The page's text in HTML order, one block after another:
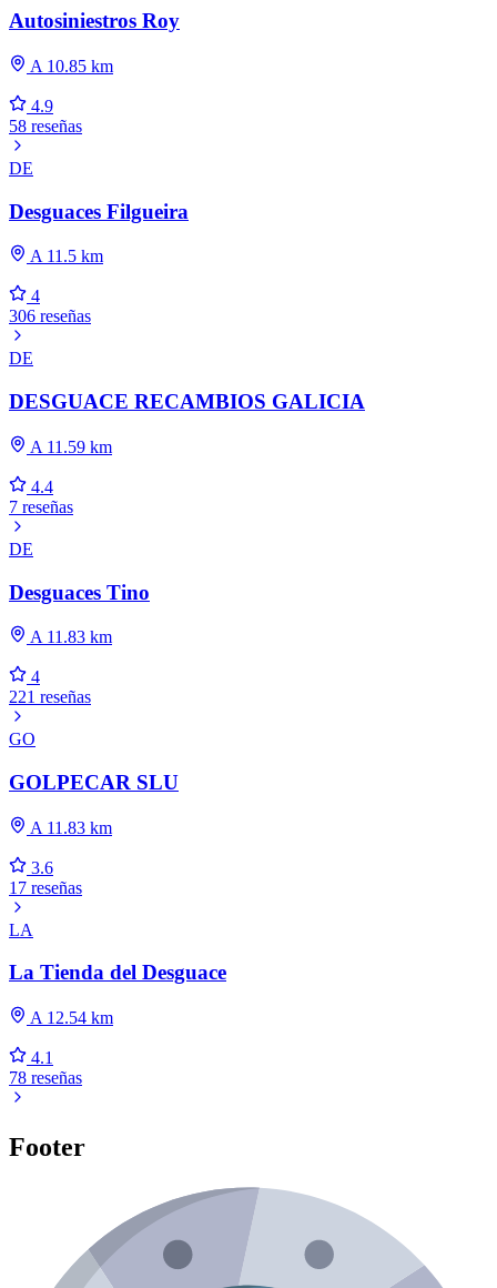
Autosiniestros Roy
A 10.85 km
4.9
58 reseñas
DE
Desguaces Filgueira
A 11.5 km
4
306 reseñas
DE
DESGUACE RECAMBIOS GALICIA
A 11.59 km
4.4
7 reseñas
DE
Desguaces Tino
A 11.83 km
4
221 reseñas
GO
GOLPECAR SLU
A 11.83 km
3.6
17 reseñas
LA
La Tienda del Desguace
A 12.54 km
4.1
78 reseñas
Footer